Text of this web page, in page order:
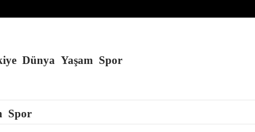
alan kül oldu
Dünya Yaşam Spor
Spor